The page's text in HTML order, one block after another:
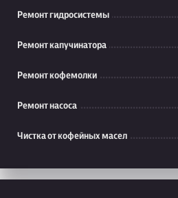
Ремонт гидросистемы
Ремонт капучинатора
Ремонт кофемолки
Ремонт насоса
Чистка от кофейных масел